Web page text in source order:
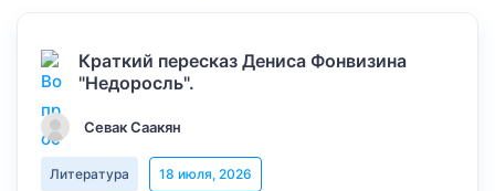
Краткий пересказ Дениса Фонвизина
"Недоросль".
Севак Саакян
Литература 18 июля, 2026